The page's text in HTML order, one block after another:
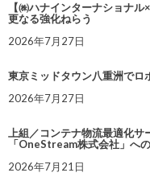
【㈱ハナインターナショナ
更なる強化ねらう
2026年7月27日
東京ミッドタウン八重洲でロ
2026年7月27日
上組／コンテナ物流最適化
「OneStream株式会社」へ
2026年7月21日